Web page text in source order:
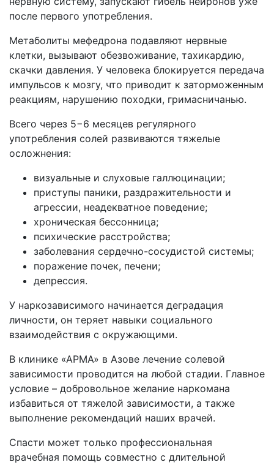
после первого употребления.
Метаболиты мефедрона подавляют нервные
клетки, вызывают обезвоживание, тахикардию,
скачки давления. У человека блокируется передача
импульсов к мозгу, что приводит к заторможенным
реакциям, нарушению походки, гримасничанью.
Всего через 5−6 месяцев регулярного
употребления солей развиваются тяжелые
осложнения:
визуальные и слуховые галлюцинации;
приступы паники, раздражительности и
агрессии, неадекватное поведение;
хроническая бессонница;
психические расстройства;
заболевания сердечно-сосудистой системы;
поражение почек, печени;
депрессия.
У наркозависимого начинается деградация
личности, он теряет навыки социального
взаимодействия с окружающими.
В клинике «АРМА» в Азове лечение солевой
зависимости проводится на любой стадии. Главное
условие – добровольное желание наркомана
избавиться от тяжелой зависимости, а также
выполнение рекомендаций наших врачей.
Спасти может только профессиональная
врачебная помощь совместно с длительной